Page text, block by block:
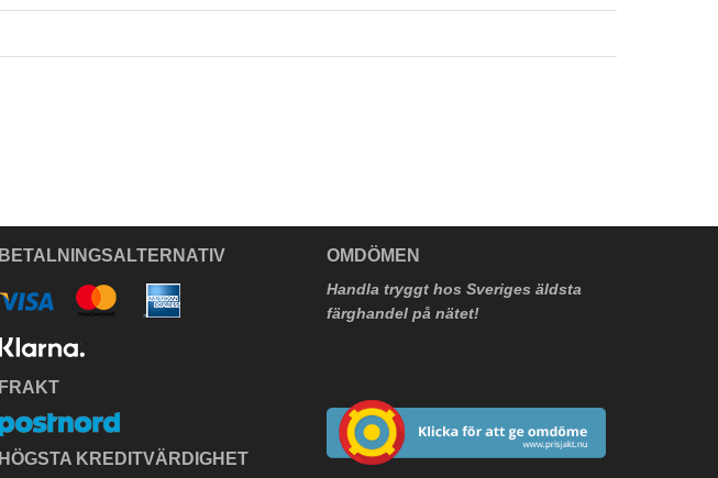
BETALNINGSALTERNATIV
FRAKT
HÖGSTA KREDITVÄRDIGHET
OMDÖMEN
Handla tryggt hos Sveriges äldsta
färghandel på nätet!